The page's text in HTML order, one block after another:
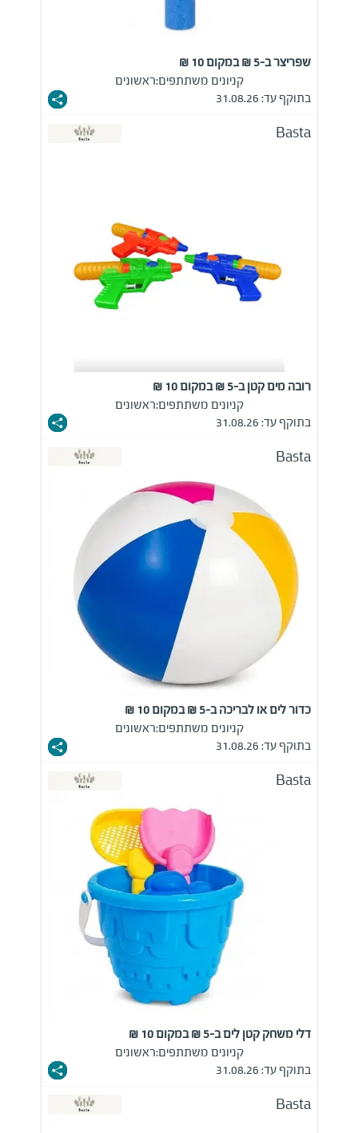
שפריצר ב-5 ₪ במקום 10 ₪
קניונים משתתפים:ראשונים
בתוקף עד: 31.08.26
Basta
רובה מים קטן ב-5 ₪ במקום 10 ₪
קניונים משתתפים:ראשונים
בתוקף עד: 31.08.26
Basta
כדור לים או לבריכה ב-5 ₪ במקום 10 ₪
קניונים משתתפים:ראשונים
בתוקף עד: 31.08.26
Basta
דלי משחק קטן לים ב-5 ₪ במקום 10 ₪
קניונים משתתפים:ראשונים
בתוקף עד: 31.08.26
Basta